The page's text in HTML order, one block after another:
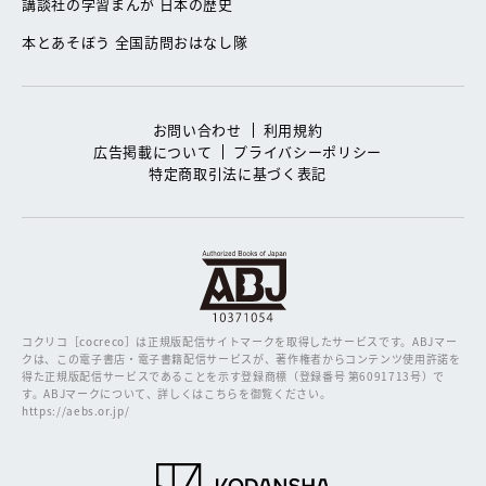
本とあそぼう 全国訪問おはなし隊
お問い合わせ
利用規約
広告掲載について
プライバシーポリシー
特定商取引法に基づく表記
コクリコ［cocreco］は正規版配信サイトマークを取得したサービスです。ABJマー
クは、この電子書店・電子書籍配信サービスが、著作権者からコンテンツ使用許諾を
得た正規版配信サービスであることを示す登録商標（登録番号 第6091713号）で
す。ABJマークについて、詳しくはこちらを御覧ください。
https://aebs.or.jp/